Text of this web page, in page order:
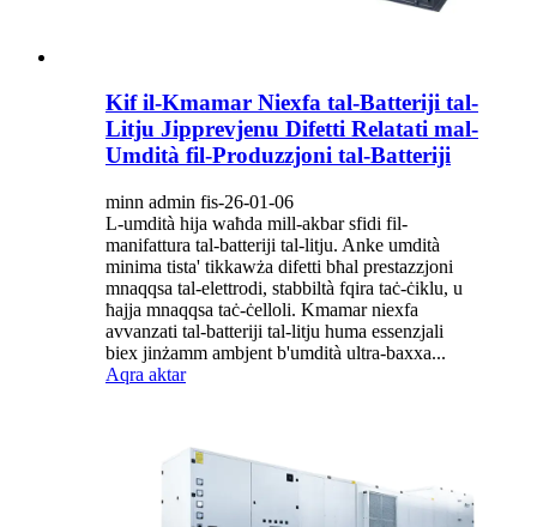
Kif il-Kmamar Niexfa tal-Batteriji tal-
Litju Jipprevjenu Difetti Relatati mal-
Umdità fil-Produzzjoni tal-Batteriji
minn admin fis-26-01-06
L-umdità hija waħda mill-akbar sfidi fil-
manifattura tal-batteriji tal-litju. Anke umdità
minima tista' tikkawża difetti bħal prestazzjoni
mnaqqsa tal-elettrodi, stabbiltà fqira taċ-ċiklu, u
ħajja mnaqqsa taċ-ċelloli. Kmamar niexfa
avvanzati tal-batteriji tal-litju huma essenzjali
biex jinżamm ambjent b'umdità ultra-baxxa...
Aqra aktar